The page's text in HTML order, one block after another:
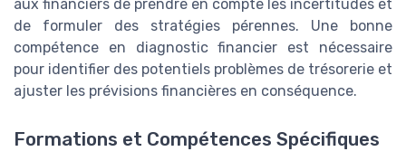
aux financiers de prendre en compte les incertitudes et
de formuler des stratégies pérennes. Une bonne
compétence en diagnostic financier est nécessaire
pour identifier des potentiels problèmes de trésorerie et
ajuster les prévisions financières en conséquence.
Formations et Compétences Spécifiques